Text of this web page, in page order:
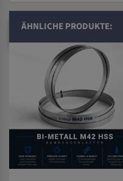
ÄHNLICHE PRODUKTE: